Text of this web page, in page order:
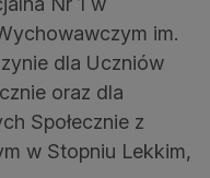
im.
dla Uczniów
oraz dla
Społecznie z
w Stopniu Lekkim,